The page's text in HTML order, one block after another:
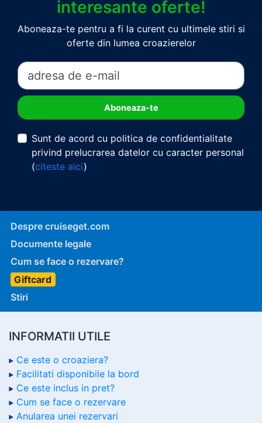
interesante oferte!
Aboneaza-te pentru a fi la curent cu ultimele stiri si
oferte din lumea croazierelor
Sunt de acord cu politica de confidentialitate
privind prelucrarea datelor cu caracter personal
(citeste aici)
Despre cruiseget.com
Documente legale
Cum se face o rezervare?
Giftcard
Stiri
INFORMATII UTILE
Ce este o croaziera?
Facilitati disponibile la bord
Ce este inclus in pret?
Cum se face o rezervare
Anularea unei rezervari